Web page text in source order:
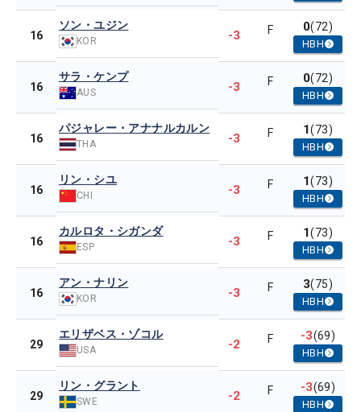
16
ソン・ユジン
KOR -3 F 0(72)
HBH
16
サラ・ケンプ
AUS -3 F 0(72)
HBH
16
パジャレー・アナナルカルン
THA -3 F 1(73)
HBH
16
リン・シユ
CHI -3 F 1(73)
HBH
16
カルロタ・シガンダ
ESP -3 F 1(73)
HBH
16
アン・ナリン
KOR -3 F 3(75)
HBH
29
エリザベス・ゾコル
USA -2 F -3(69)
HBH
29
リン・グラント
SWE -2 F -3(69)
HBH